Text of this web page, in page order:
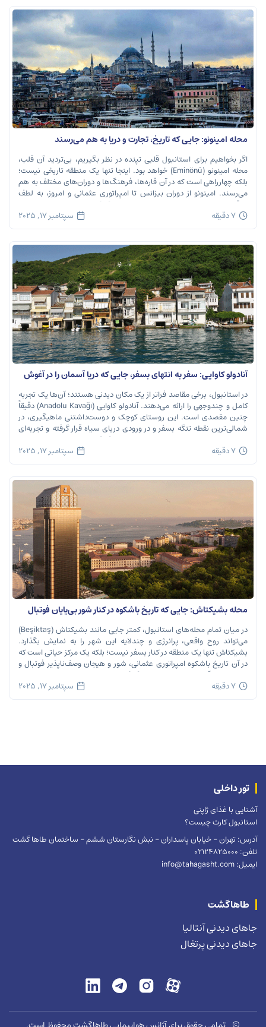
محله امینونو: جایی که تاریخ، تجارت و دریا به هم می‌رسند
اگر بخواهیم برای استانبول قلبی تپنده در نظر بگیریم، بی‌تردید آن قلب،
محله امینونو (Eminönü) خواهد بود. اینجا تنها یک منطقه تاریخی نیست؛
بلکه چهارراهی است که در آن قاره‌ها، فرهنگ‌ها و دوران‌های مختلف به هم
می‌رسند. امینونو از دوران بیزانس تا امپراتوری عثمانی و امروز، به لطف
موقعیت استراتژیک خود در دهانه خلیج شاخ […]
7 دقیقه سپتامبر 17, 2025
آنادولو کاوایی: سفر به انتهای بسفر، جایی که دریا آسمان را در آغوش
می‌گیرد
در استانبول، برخی مقاصد فراتر از یک مکان دیدنی هستند؛ آن‌ها یک تجربه
کامل و چندوجهی را ارائه می‌دهند. آنادولو کاوایی (Anadolu Kavağı) دقیقاً
چنین مقصدی است. این روستای کوچک و دوست‌داشتنی ماهیگیری، در
شمالی‌ترین نقطه تنگه بسفر و در ورودی دریای سیاه قرار گرفته و تجربه‌ای
بی‌نظیر از تاریخ، طبیعت و طعم‌های اصیل را […]
7 دقیقه سپتامبر 17, 2025
محله بشیکتاش: جایی که تاریخ باشکوه در کنار شور بی‌پایان فوتبال
نفس می‌کشد
در میان تمام محله‌های استانبول، کمتر جایی مانند بشیکتاش (Beşiktaş)
می‌تواند روح واقعی، پرانرژی و چندلایه این شهر را به نمایش بگذارد.
بشیکتاش تنها یک منطقه در کنار بسفر نیست؛ بلکه یک مرکز حیاتی است که
در آن تاریخ باشکوه امپراتوری عثمانی، شور و هیجان وصف‌ناپذیر فوتبال و
ریتم تند زندگی مدرن شهری در هم […]
7 دقیقه سپتامبر 17, 2025
طاهاگشت
جاهای دیدنی آنتالیا
جاهای دیدنی پرتغال
تور داخلی
آشنایی با غذای ژاپنی
استانبول کارت چیست؟
آدرس: تهران – خیابان پاسداران – نبش نگارستان ششم – ساختمان طاها گشت
تلفن: 02124825000
ایمیل: info@tahagasht.com